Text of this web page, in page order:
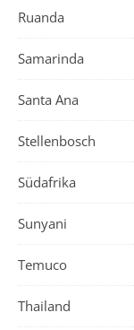
Ruanda
Samarinda
Santa Ana
Stellenbosch
Südafrika
Sunyani
Temuco
Thailand